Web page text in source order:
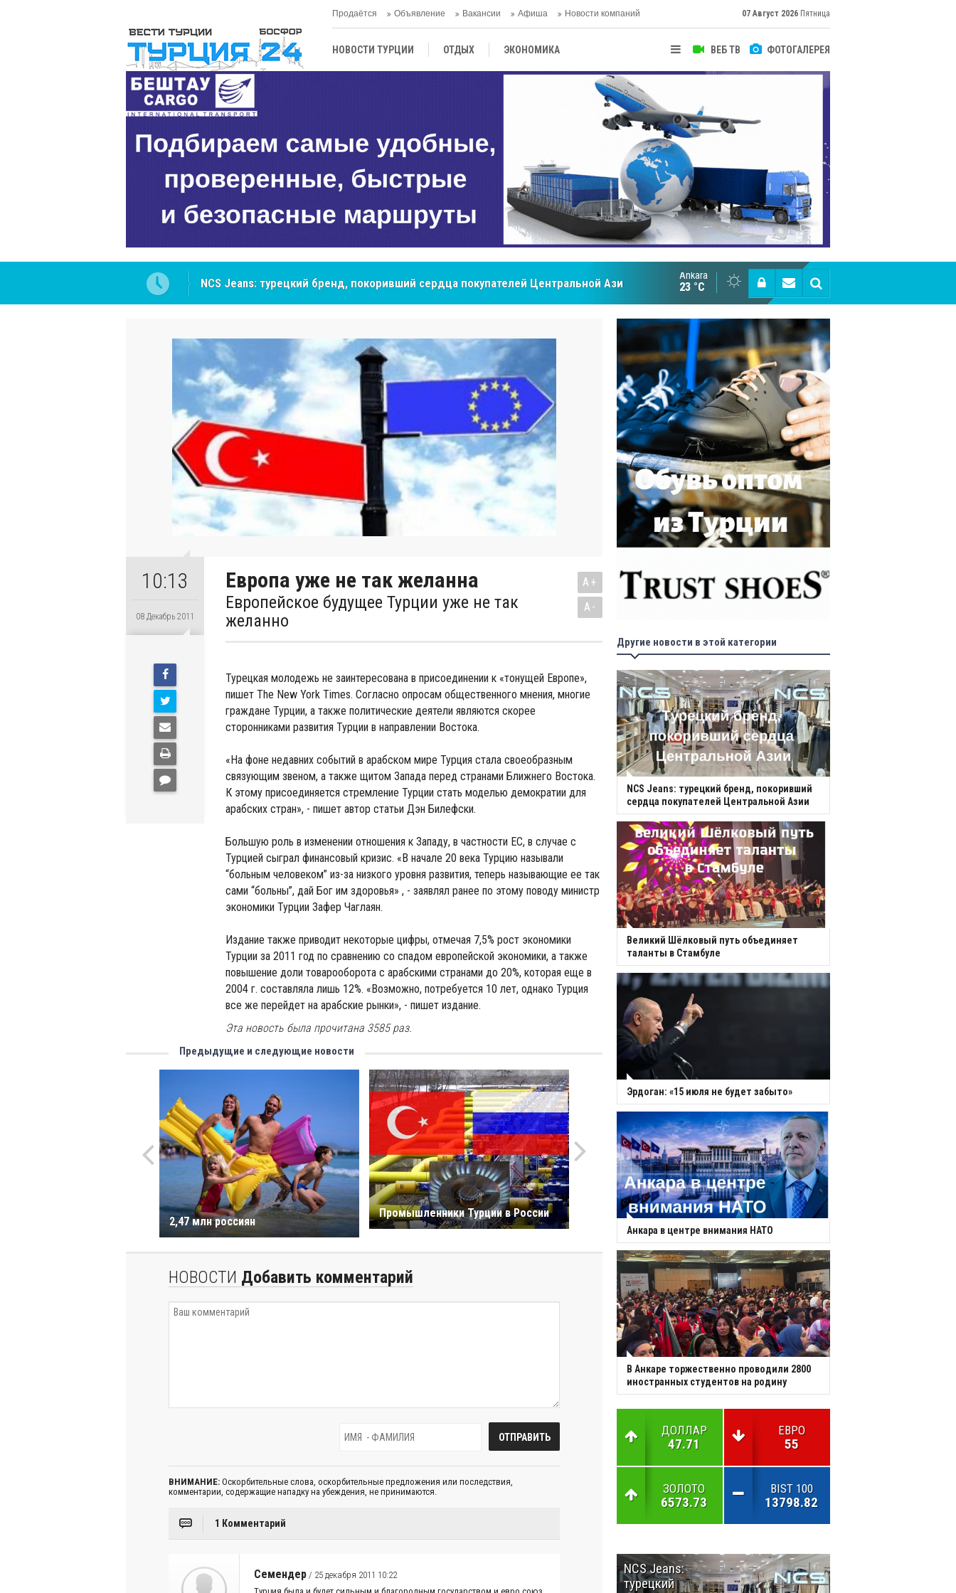
Продаётся Объявление Вакансии Афиша Новости компаний 07 Август 2026 Пятница
ВЕБ ТВ ФОТОГАЛЕРЕЯ
НОВОСТИ ТУРЦИИ ОТДЫХ ЭКОНОМИКА
ЦЕНТРАЛЬНАЯ АЗИЯ
NCS Jeans: турецкий бренд, покоривший сердца покупателей Центральной Азии
Cottonhill покоряет мировые рынки
Великий Шёлковый путь объединяет таланты в
Ankara
23 °C
10:13
08 Декабрь 2011
Европа уже не так желанна
Европейское будущее Турции уже не так
желанно
A+
A-
Турецкая молодежь не заинтересована в присоединении к «тонущей Европе»,
пишет The New York Times. Согласно опросам общественного мнения, многие
граждане Турции, а также политические деятели являются скорее
сторонниками развития Турции в направлении Востока.
«На фоне недавних событий в арабском мире Турция стала своеобразным
связующим звеном, а также щитом Запада перед странами Ближнего Востока.
К этому присоединяется стремление Турции стать моделью демократии для
арабских стран», - пишет автор статьи Дэн Билефски.
Большую роль в изменении отношения к Западу, в частности ЕС, в случае с
Турцией сыграл финансовый кризис. «В начале 20 века Турцию называли
“больным человеком” из-за низкого уровня развития, теперь называющие ее так
сами “больны”, дай Бог им здоровья» , - заявлял ранее по этому поводу министр
экономики Турции Зафер Чаглаян.
Издание также приводит некоторые цифры, отмечая 7,5% рост экономики
Турции за 2011 год по сравнению со спадом европейской экономики, а также
повышение доли товарооборота с арабскими странами до 20%, которая еще в
2004 г. составляла лишь 12%. «Возможно, потребуется 10 лет, однако Турция
все же перейдет на арабские рынки», - пишет издание.
Эта новость была прочитана 3585 раз.
Предыдущие и следующие новости
2,47 млн россиян
Промышленники Турции в России
НОВОСТИ Добавить комментарий
ВНИМАНИЕ: Оскорбительные слова, оскорбительные предложения или последствия,
комментарии, содержащие нападку на убеждения, не принимаются.
1 Комментарий
Семендер / 25 декабря 2011 10:22
Другие новости в этой категории
NCS Jeans: турецкий бренд, покоривший
сердца покупателей Центральной Азии
Великий Шёлковый путь объединяет
таланты в Стамбуле
Эрдоган: «15 июля не будет забыто»
Анкара в центре внимания НАТО
В Анкаре торжественно проводили 2800
иностранных студентов на родину
ДОЛЛАР
47.71
ЕВРО
55
ЗОЛОТО
6573.73
BIST 100
13798.82
NCS Jeans:
турецкий